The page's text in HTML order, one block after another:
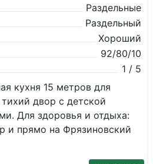
Раздельные
Раздельный
Хороший
92/80/10
1 / 5
кухня 15 метров для
двор с детской
Для здоровья и отдыха:
и прямо на Фрязиновский